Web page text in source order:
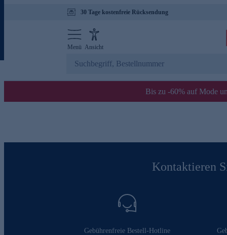
30 Tage kostenfreie Rücksendung
Menü Ansicht
Bis zu -60% auf Mode
Kontaktieren
Gebührenfreie Bestell-Hotline